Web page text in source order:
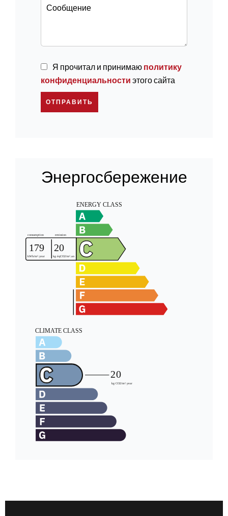
Я прочитал и принимаю политику
конфиденциальности этого сайта
ОТПРАВИТЬ
Энергосбережение